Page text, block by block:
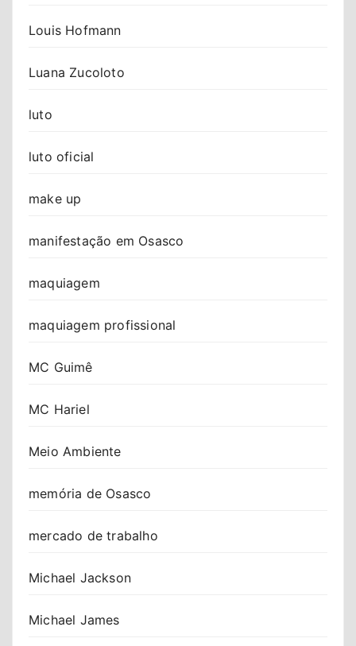
Louis Hofmann
Luana Zucoloto
luto
luto oficial
make up
manifestação em Osasco
maquiagem
maquiagem profissional
MC Guimê
MC Hariel
Meio Ambiente
memória de Osasco
mercado de trabalho
Michael Jackson
Michael James